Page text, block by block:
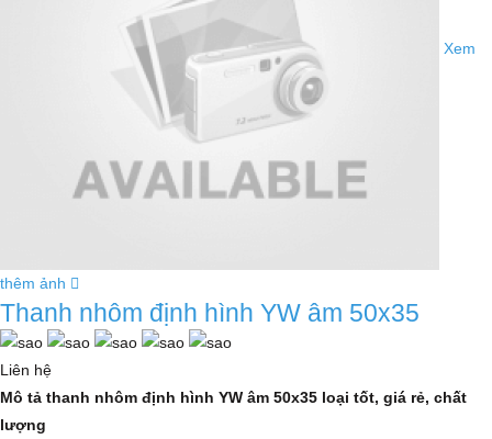
Xem
thêm ảnh
Thanh nhôm định hình YW âm 50x35
Liên hệ
Mô tả thanh nhôm định hình YW âm 50x35 loại tốt, giá rẻ, chất
lượng